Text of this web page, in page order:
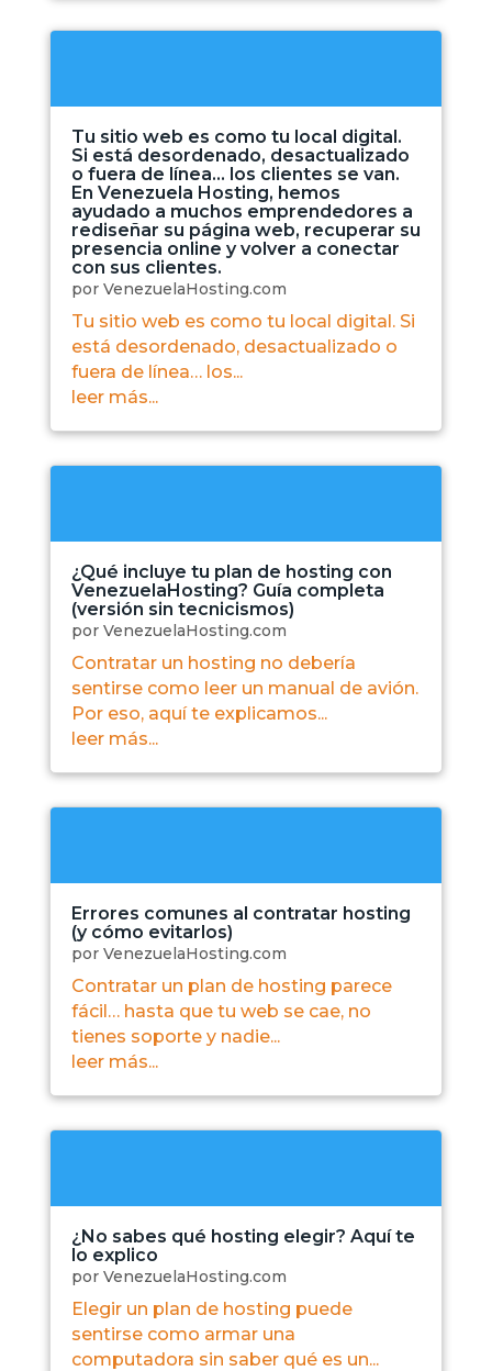
Tu sitio web es como tu local digital.
Si está desordenado, desactualizado
o fuera de línea… los clientes se van.
En Venezuela Hosting, hemos
ayudado a muchos emprendedores a
rediseñar su página web, recuperar su
presencia online y volver a conectar
con sus clientes.
por VenezuelaHosting.com
Tu sitio web es como tu local digital. Si
está desordenado, desactualizado o
fuera de línea… los...
leer más...
¿Qué incluye tu plan de hosting con
VenezuelaHosting? Guía completa
(versión sin tecnicismos)
por VenezuelaHosting.com
Contratar un hosting no debería
sentirse como leer un manual de avión.
Por eso, aquí te explicamos...
leer más...
Errores comunes al contratar hosting
(y cómo evitarlos)
por VenezuelaHosting.com
Contratar un plan de hosting parece
fácil… hasta que tu web se cae, no
tienes soporte y nadie...
leer más...
¿No sabes qué hosting elegir? Aquí te
lo explico
por VenezuelaHosting.com
Elegir un plan de hosting puede
sentirse como armar una
computadora sin saber qué es un...